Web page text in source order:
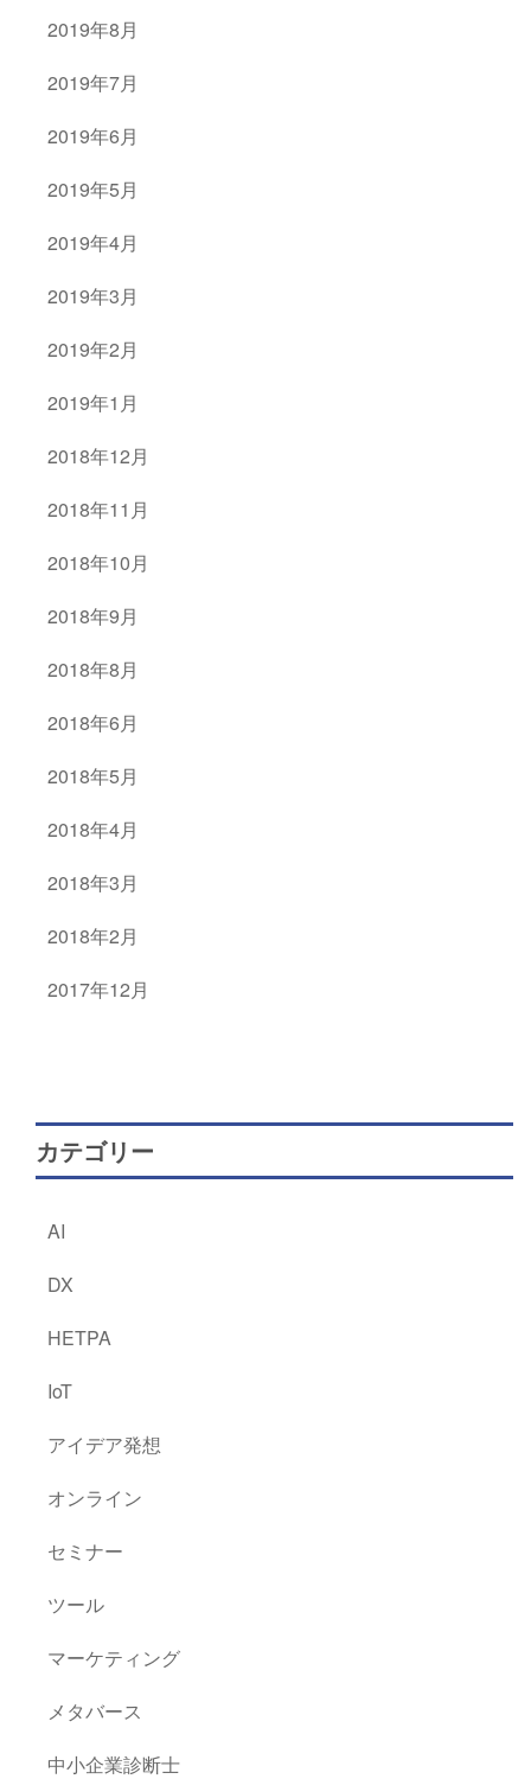
2019年8月
2019年7月
2019年6月
2019年5月
2019年4月
2019年3月
2019年2月
2019年1月
2018年12月
2018年11月
2018年10月
2018年9月
2018年8月
2018年6月
2018年5月
2018年4月
2018年3月
2018年2月
2017年12月
カテゴリー
AI
DX
HETPA
IoT
アイデア発想
オンライン
セミナー
ツール
マーケティング
メタバース
中小企業診断士